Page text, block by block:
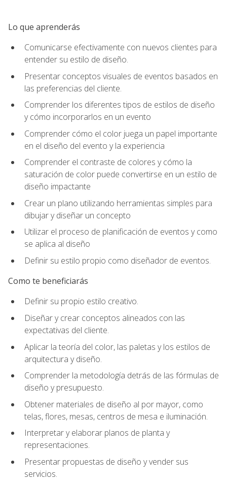
Lo que aprenderás
Comunicarse efectivamente con nuevos clientes para
entender su estilo de diseño.
Presentar conceptos visuales de eventos basados en
las preferencias del cliente.
Comprender los diferentes tipos de estilos de diseño
y cómo incorporarlos en un evento
Comprender cómo el color juega un papel importante
en el diseño del evento y la experiencia
Comprender el contraste de colores y cómo la
saturación de color puede convertirse en un estilo de
diseño impactante
Crear un plano utilizando herramientas simples para
dibujar y diseñar un concepto
Utilizar el proceso de planificación de eventos y como
se aplica al diseño
Definir su estilo propio como diseñador de eventos.
Como te beneficiarás
Definir su propio estilo creativo.
Diseñar y crear conceptos alineados con las
expectativas del cliente.
Aplicar la teoría del color, las paletas y los estilos de
arquitectura y diseño.
Comprender la metodología detrás de las fórmulas de
diseño y presupuesto.
Obtener materiales de diseño al por mayor, como
telas, flores, mesas, centros de mesa e iluminación.
Interpretar y elaborar planos de planta y
representaciones.
Presentar propuestas de diseño y vender sus
servicios.